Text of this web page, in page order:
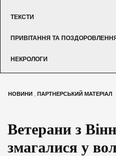
ТЕКСТИ
ПРИВІТАННЯ ТА
НЕКРОЛОГИ
НОВИНИ ПАРТНЕРСЬКИЙ МАТЕРІАЛ
Ветерани з
змагалися у